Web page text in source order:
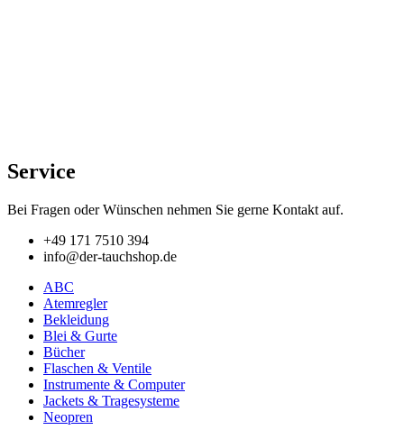
Service
Bei Fragen oder Wünschen nehmen Sie gerne Kontakt auf.
+49 171 7510 394
info@der-tauchshop.de
ABC
Atemregler
Bekleidung
Blei & Gurte
Bücher
Flaschen & Ventile
Instrumente & Computer
Jackets & Tragesysteme
Neopren